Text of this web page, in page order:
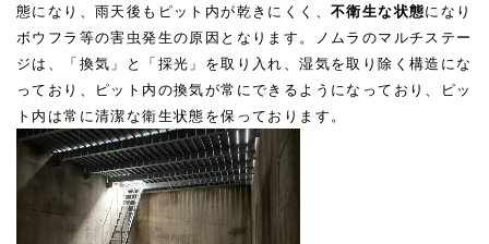
態になり、雨天後もピット内が乾きにくく、 不衛生な状態になり
ボウフラ等の害虫発生の原因となります。ノムラのマルチステー
ジは、「換気」と「採光」を取り入れ、湿気を取り除く構造にな
っており、ピット内の換気が常にできるようになっており、ピッ
ト内は常に清潔な衛生状態を保っております。